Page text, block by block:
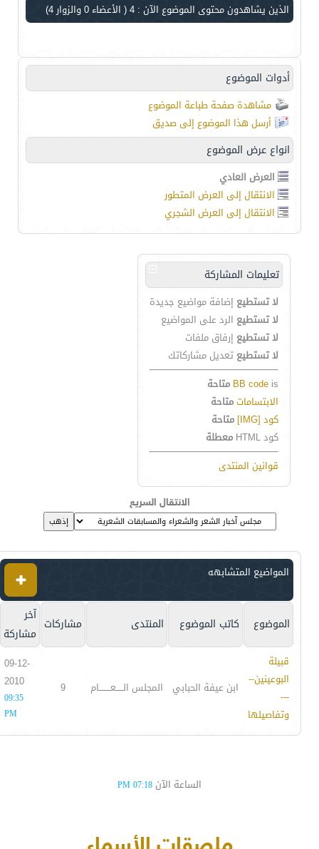
الذين يشاهدون محتوى الموضوع الآن : 4 ( الأعضاء 0 والزوار 4)
أدوات الموضوع
مشاهدة صفحة طباعة الموضوع
أرسل هذا الموضوع إلى صديق
انواع عرض الموضوع
العرض العادي
الانتقال إلى العرض المتطور
الانتقال إلى العرض الشجري
تعليمات المشاركة
لا تستطيع إضافة مواضيع جديدة
لا تستطيع الرد على المواضيع
لا تستطيع إرفاق ملفات
لا تستطيع تعديل مشاركاتك
BB code is
متاحة
الابتساماتمتاحة
كود [IMG]
متاحة
كود HTML
معطلة
قوانين المنتدى
الانتقال السريع
المواضيع المتشابهه
الموضوع كاتب الموضوع المنتدى مشاركات آخر
مشاركة
قبيلة
البوعينين--
---
وتفاصيلها
ابن عيفة الحبابي المجلس الـــــعــــــــام 9
09-12-
2010
09:35
PM
الساعة الآن 07:18 PM